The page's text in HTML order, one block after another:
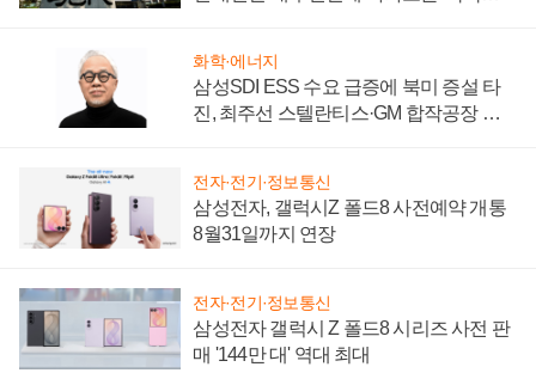
화학·에너지
삼성SDI ESS 수요 급증에 북미 증설 타
진, 최주선 스텔란티스·GM 합작공장 건
전자·전기·정보통신
삼성전자, 갤럭시Z 폴드8 사전예약 개통
8월31일까지 연장
전자·전기·정보통신
삼성전자 갤럭시 Z 폴드8 시리즈 사전 판
매 '144만 대' 역대 최대